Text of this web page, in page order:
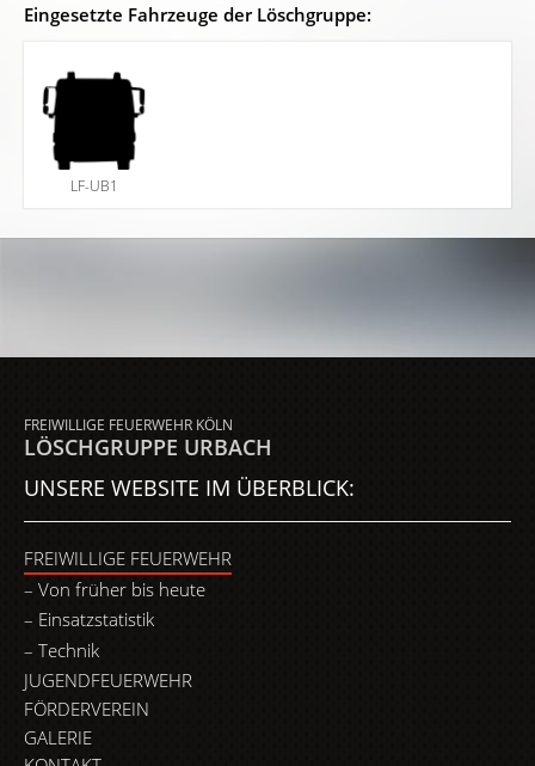
Eingesetzte Fahrzeuge der Löschgruppe:
LF-UB1
FREIWILLIGE FEUERWEHR KÖLN
LÖSCHGRUPPE URBACH
UNSERE WEBSITE IM ÜBERBLICK:
FREIWILLIGE FEUERWEHR
Von früher bis heute
Einsatzstatistik
Technik
JUGENDFEUERWEHR
FÖRDERVEREIN
GALERIE